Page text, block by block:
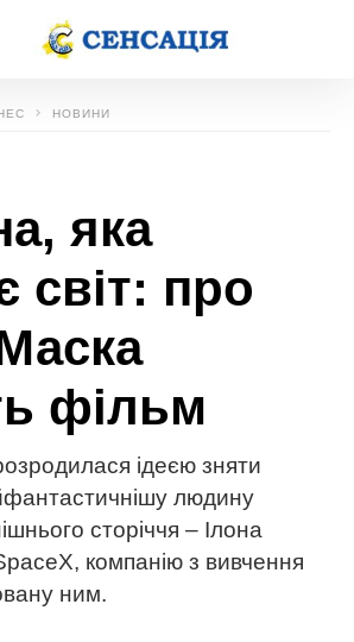
НОВИНИ
яка
світ: про
фільм
ідеєю зняти
людину
сторіччя – Ілона
компанію з вивчення
ним.